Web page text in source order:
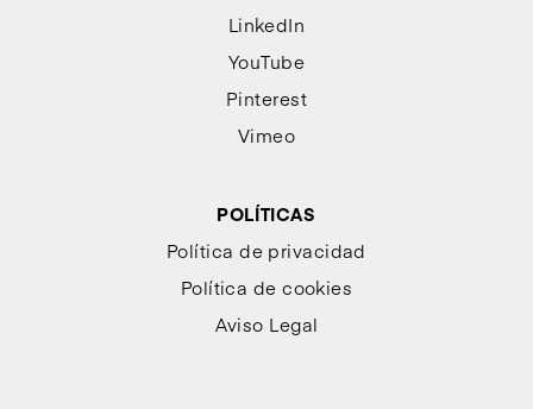
LinkedIn
YouTube
Pinterest
Vimeo
POLÍTICAS
Política de privacidad
Política de cookies
Aviso Legal